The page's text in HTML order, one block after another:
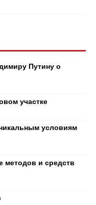
Путину о
участке
условиям
методов и средств